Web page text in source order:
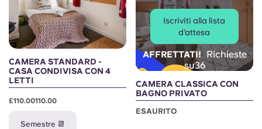
CAMERA STANDARD -
CASA CONDIVISA CON 4
LETTI
£110.00110.00
Semestre 📆
AFFRETTATI! Richieste
su36
Iscriviti alla lista
d'attesa
CAMERA CLASSICA CON
BAGNO PRIVATO
ESAURITO